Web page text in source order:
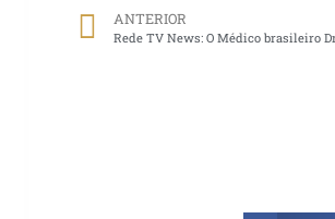
ANTERIOR